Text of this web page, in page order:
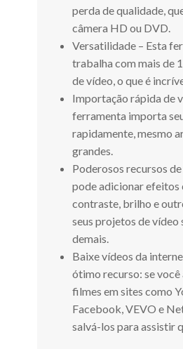
perda de qualidade,
câmera HD ou DVD.
Versatilidade – Esta
trabalha com mais de
de vídeo, o que é
Importação rápida de
ferramenta importa
rapidamente, mesmo
grandes.
Poderosos recursos
pode adicionar efeitos
contraste, brilho e
seus projetos de vídeo
demais.
Baixe vídeos da
ótimo recurso: se você
filmes em sites como
Facebook, VEVO e
salvá-los para assistir